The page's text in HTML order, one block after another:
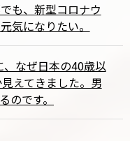
も、新型コロナウ
気になりたい。
なぜ日本の40歳以
えてきました。男
のです。